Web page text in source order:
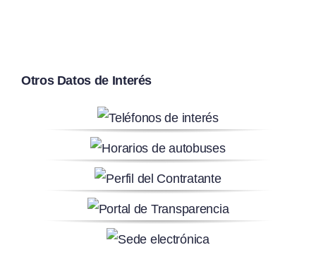
Otros Datos de Interés